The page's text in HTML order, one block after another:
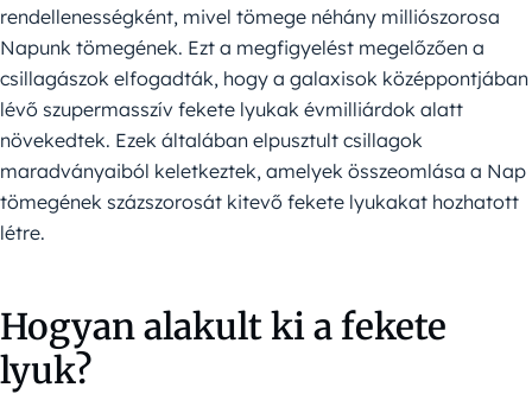
rendellenességként, mivel tömege néhány milliószorosa
Napunk tömegének. Ezt a megfigyelést megelőzően a
csillagászok elfogadták, hogy a galaxisok középpontjában
lévő szupermasszív fekete lyukak évmilliárdok alatt
növekedtek. Ezek általában elpusztult csillagok
maradványaiból keletkeztek, amelyek összeomlása a Nap
tömegének százszorosát kitevő fekete lyukakat hozhatott
létre.
Hogyan alakult ki a fekete
lyuk?